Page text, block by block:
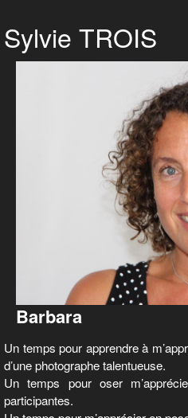
Barbara
Un temps pour apprendre à
d’une photographe talentueuse.
Un temps pour oser
participantes.